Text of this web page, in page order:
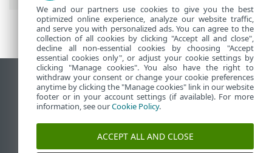
Προβολή ιστότοπου επιφάνειας εργασίας
End of Life
Γνωσιακή βάση ESET
Ομάδα συζήτησης ESET
ESET Status Portal
We and our partners use cookies to give you the best
optimized online experience, analyze our website traffic,
and serve you with personalized ads. You can agree to the
collection of all cookies by clicking "Accept all and close",
decline all non-essential cookies by choosing "Accept
essential cookies only", or adjust your cookie settings by
clicking "Manage cookies". You also have the right to
withdraw your consent or change your cookie preferences
anytime by clicking the "Manage cookies" link in our website
footer or in your account settings (if available). For more
information, see ourCookie Policy.
ACCEPT ALL AND CLOSE